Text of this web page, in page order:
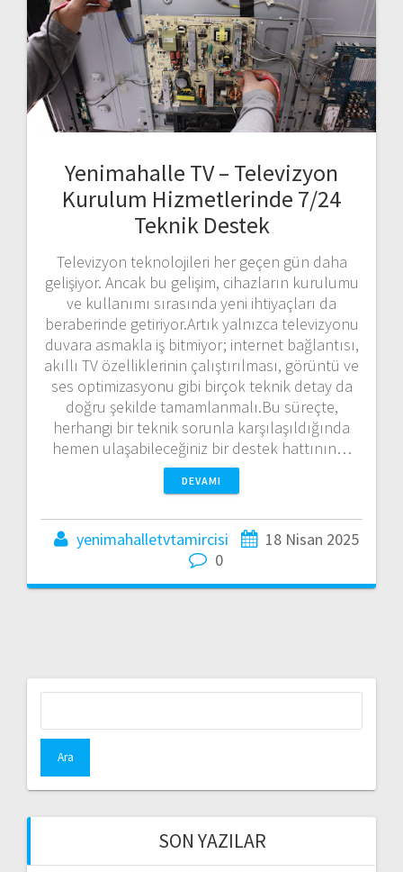
Yenimahalle TV – Televizyon
Kurulum Hizmetlerinde 7/24
Teknik Destek
Televizyon teknolojileri her geçen gün daha
gelişiyor. Ancak bu gelişim, cihazların kurulumu
ve kullanımı sırasında yeni ihtiyaçları da
beraberinde getiriyor.Artık yalnızca televizyonu
duvara asmakla iş bitmiyor; internet bağlantısı,
akıllı TV özelliklerinin çalıştırılması, görüntü ve
ses optimizasyonu gibi birçok teknik detay da
doğru şekilde tamamlanmalı.Bu süreçte,
herhangi bir teknik sorunla karşılaşıldığında
hemen ulaşabileceğiniz bir destek hattının…
DEVAMI
yenimahalletvtamircisi
18 Nisan 2025
0
SON YAZILAR